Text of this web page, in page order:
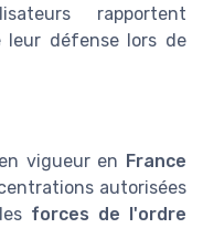
rapportent
défense lors de
vigueur en France
autorisées
forces de l'ordre